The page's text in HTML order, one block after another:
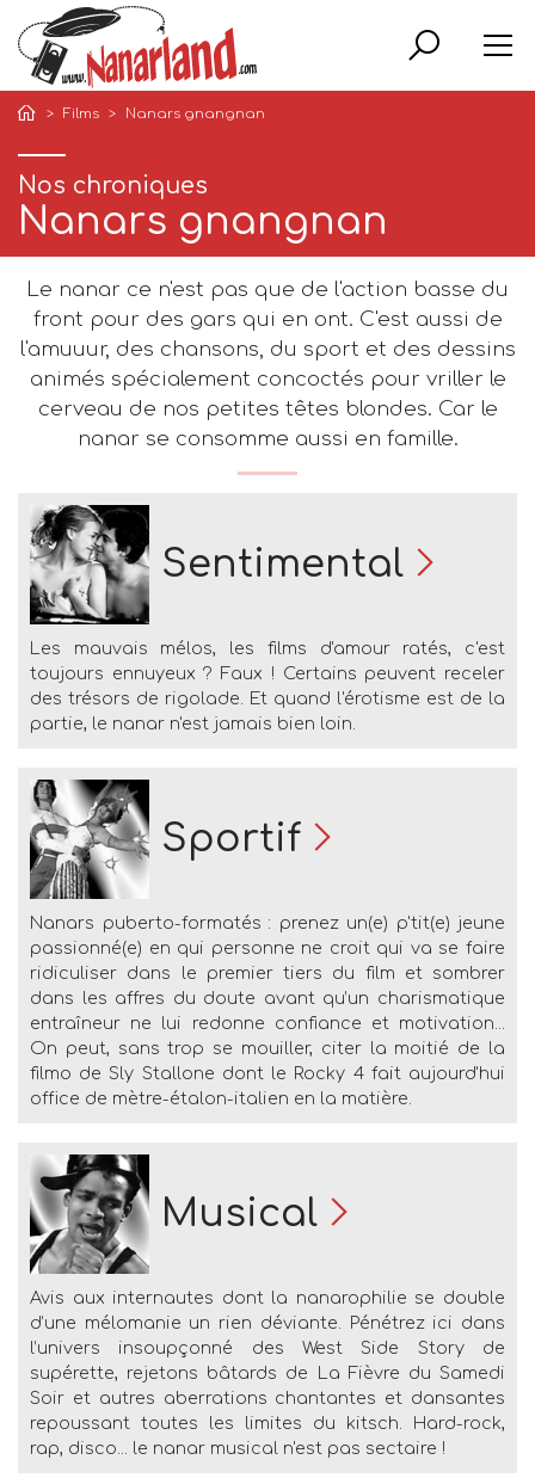
Films Nanars gnangnan
Nos chroniques
Nanars gnangnan
Le nanar ce n'est pas que de l'action basse du
front pour des gars qui en ont. C'est aussi de
l'amuuur, des chansons, du sport et des dessins
animés spécialement concoctés pour vriller le
cerveau de nos petites têtes blondes. Car le
nanar se consomme aussi en famille.
Sentimental
Les mauvais mélos, les films d'amour ratés, c'est
toujours ennuyeux ? Faux ! Certains peuvent receler
des trésors de rigolade. Et quand l'érotisme est de la
partie, le nanar n'est jamais bien loin.
Sportif
Nanars puberto-formatés : prenez un(e) p'tit(e) jeune
passionné(e) en qui personne ne croit qui va se faire
ridiculiser dans le premier tiers du film et sombrer
dans les affres du doute avant qu’un charismatique
entraîneur ne lui redonne confiance et motivation...
On peut, sans trop se mouiller, citer la moitié de la
filmo de Sly Stallone dont le Rocky 4 fait aujourd'hui
office de mètre-étalon-italien en la matière.
Musical
Avis aux internautes dont la nanarophilie se double
d’une mélomanie un rien déviante. Pénétrez ici dans
l’univers insoupçonné des West Side Story de
supérette, rejetons bâtards de La Fièvre du Samedi
Soir et autres aberrations chantantes et dansantes
repoussant toutes les limites du kitsch. Hard-rock,
rap, disco... le nanar musical n'est pas sectaire !